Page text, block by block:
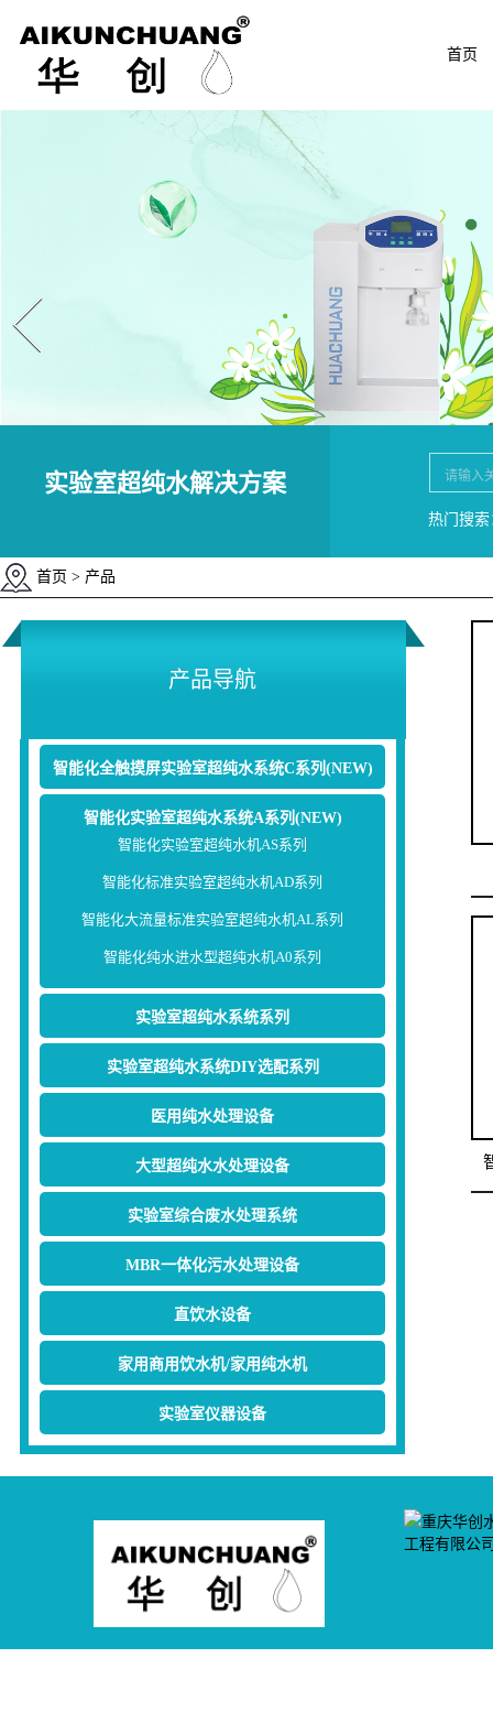
首页
实验室超纯水解决方案
热门搜
首页 > 产品
产品导航
智能化全触摸屏实验室超纯水系统C系列(NEW)
智能化实验室超纯水系统A系列(NEW)
智能化实验室超纯水机AS系列
智能化标准实验室超纯水机AD系列
智能化大流量标准实验室超纯水机AL系列
智能化纯水进水型超纯水机A0系列
实验室超纯水系统系列
实验室超纯水系统DIY选配系列
医用纯水处理设备
大型超纯水水处理设备
实验室综合废水处理系统
MBR一体化污水处理设备
直饮水设备
家用商用饮水机/家用纯水机
实验室仪器设备